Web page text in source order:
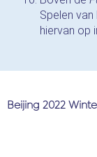
Spelen
hiervan op
Beijing 2022